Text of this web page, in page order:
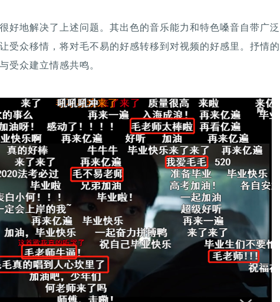
好地解决了上述问题。其出色的音乐能力和特色嗓音自带广泛
受众移情，将对毛不易的好感转移到对视频的好感里。抒情的
受众建立情感共鸣。